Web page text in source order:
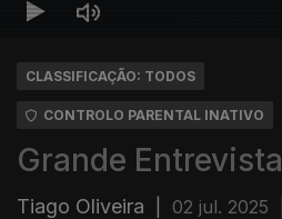
CLASSIFICAÇÃO: TODOS
CONTROLO PARENTAL INATIVO
Grande Entrevista
Tiago Oliveira 02 jul. 2025